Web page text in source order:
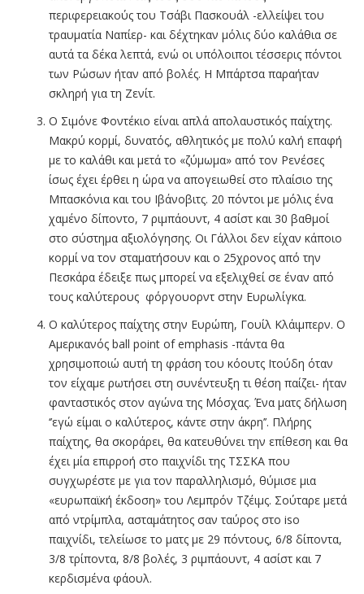
περιφερειακούς του Τσάβι Πασκουάλ -ελλείψει του
τραυματία Ναπίερ- και δέχτηκαν μόλις δύο καλάθια σε
αυτά τα δέκα λεπτά, ενώ οι υπόλοιποι τέσσερις πόντοι
των Ρώσων ήταν από βολές. Η Μπάρτσα παραήταν
σκληρή για τη Ζενίτ.
Ο Σιμόνε Φοντέκιο είναι απλά απολαυστικός παίχτης.
Μακρύ κορμί, δυνατός, αθλητικός με πολύ καλή επαφή
με το καλάθι και μετά το «ζύμωμα» από τον Ρενέσες
ίσως έχει έρθει η ώρα να απογειωθεί στο πλαίσιο της
Μπασκόνια και του Ιβάνοβιτς. 20 πόντοι με μόλις ένα
χαμένο δίποντο, 7 ριμπάουντ, 4 ασίστ και 30 βαθμοί
στο σύστημα αξιολόγησης. Οι Γάλλοι δεν είχαν κάποιο
κορμί να τον σταματήσουν και ο 25χρονος από την
Πεσκάρα έδειξε πως μπορεί να εξελιχθεί σε έναν από
τους καλύτερους φόργουορντ στην Ευρωλίγκα.
Ο καλύτερος παίχτης στην Ευρώπη, Γουίλ Κλάιμπερν. Ο
Αμερικανός ball point of emphasis -πάντα θα
χρησιμοποιώ αυτή τη φράση του κόουτς Ιτούδη όταν
τον είχαμε ρωτήσει στη συνέντευξη τι θέση παίζει- ήταν
φανταστικός στον αγώνα της Μόσχας. Ένα ματς δήλωση
‘’εγώ είμαι ο καλύτερος, κάντε στην άκρη’’. Πλήρης
παίχτης, θα σκοράρει, θα κατευθύνει την επίθεση και θα
έχει μία επιρροή στο παιχνίδι της ΤΣΣΚΑ που
συγχωρέστε με για τον παραλληλισμό, θύμισε μια
«ευρωπαϊκή έκδοση» του Λεμπρόν Τζέιμς. Σούταρε μετά
από ντρίμπλα, ασταμάτητος σαν ταύρος στο iso
παιχνίδι, τελείωσε το ματς με 29 πόντους, 6/8 δίποντα,
3/8 τρίποντα, 8/8 βολές, 3 ριμπάουντ, 4 ασίστ και 7
κερδισμένα φάουλ.